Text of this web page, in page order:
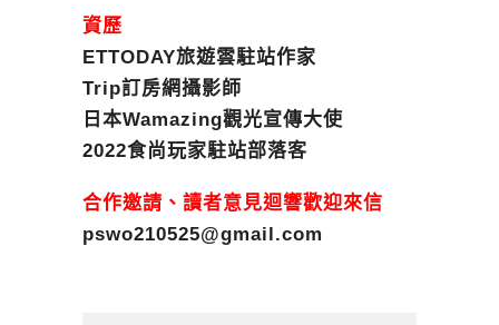
資歷
ETTODAY旅遊雲駐站作家
Trip訂房網攝影師
日本Wamazing觀光宣傳大使
2022食尚玩家駐站部落客
合作邀請、讀者意見迴響歡迎來信
pswo210525@gmail.com